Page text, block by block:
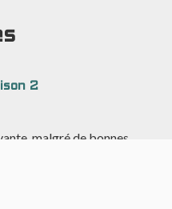
2
malgré de bonnes